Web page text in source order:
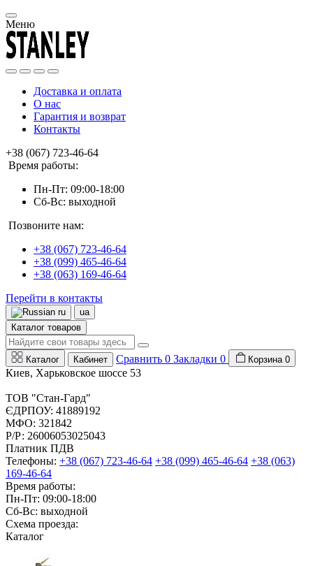
Меню
Доставка и оплата
О нас
Гарантия и возврат
Контакты
+38 (067) 723-46-64
Время работы:
Пн-Пт: 09:00-18:00
Сб-Вс: выходной
Позвоните нам:
+38 (067) 723-46-64
+38 (099) 465-46-64
+38 (063) 169-46-64
Перейти в контакты
ru
ua
Каталог товаров
Каталог Кабинет Сравнить 0 Закладки 0 Корзина 0
Киев, Харьковское шоссе 53
ТОВ "Стан-Гард"
ЄДРПОУ: 41889192
МФО: 321842
Р/Р: 26006053025043
Платник ПДВ
Телефоны: +38 (067) 723-46-64 +38 (099) 465-46-64 +38 (063)
169-46-64
Время работы:
Пн-Пт: 09:00-18:00
Сб-Вс: выходной
Схема проезда:
Каталог